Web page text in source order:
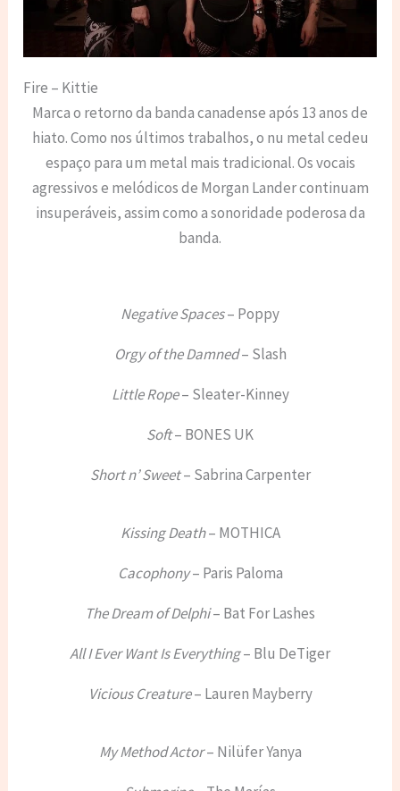
Fire – Kittie
Marca o retorno da banda canadense após 13 anos de
hiato. Como nos últimos trabalhos, o nu metal cedeu
espaço para um metal mais tradicional. Os vocais
agressivos e melódicos de Morgan Lander continuam
insuperáveis, assim como a sonoridade poderosa da
banda.
Negative Spaces– Poppy
Orgy of the Damned– Slash
Little Rope– Sleater-Kinney
Soft– BONES UK
Short n’ Sweet– Sabrina Carpenter
Kissing Death– MOTHICA
Cacophony– Paris Paloma
The Dream of Delphi– Bat For Lashes
All I Ever Want Is Everything– Blu DeTiger
Vicious Creature– Lauren Mayberry
My Method Actor– Nilüfer Yanya